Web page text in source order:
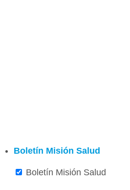
Boletín Misión Salud
Boletín Misión Salud